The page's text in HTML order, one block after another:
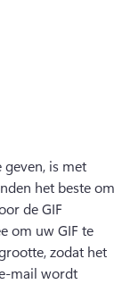
is met
het beste om
de GIF
om uw GIF te
zodat het
mail wordt